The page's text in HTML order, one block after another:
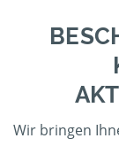
Wir bringen